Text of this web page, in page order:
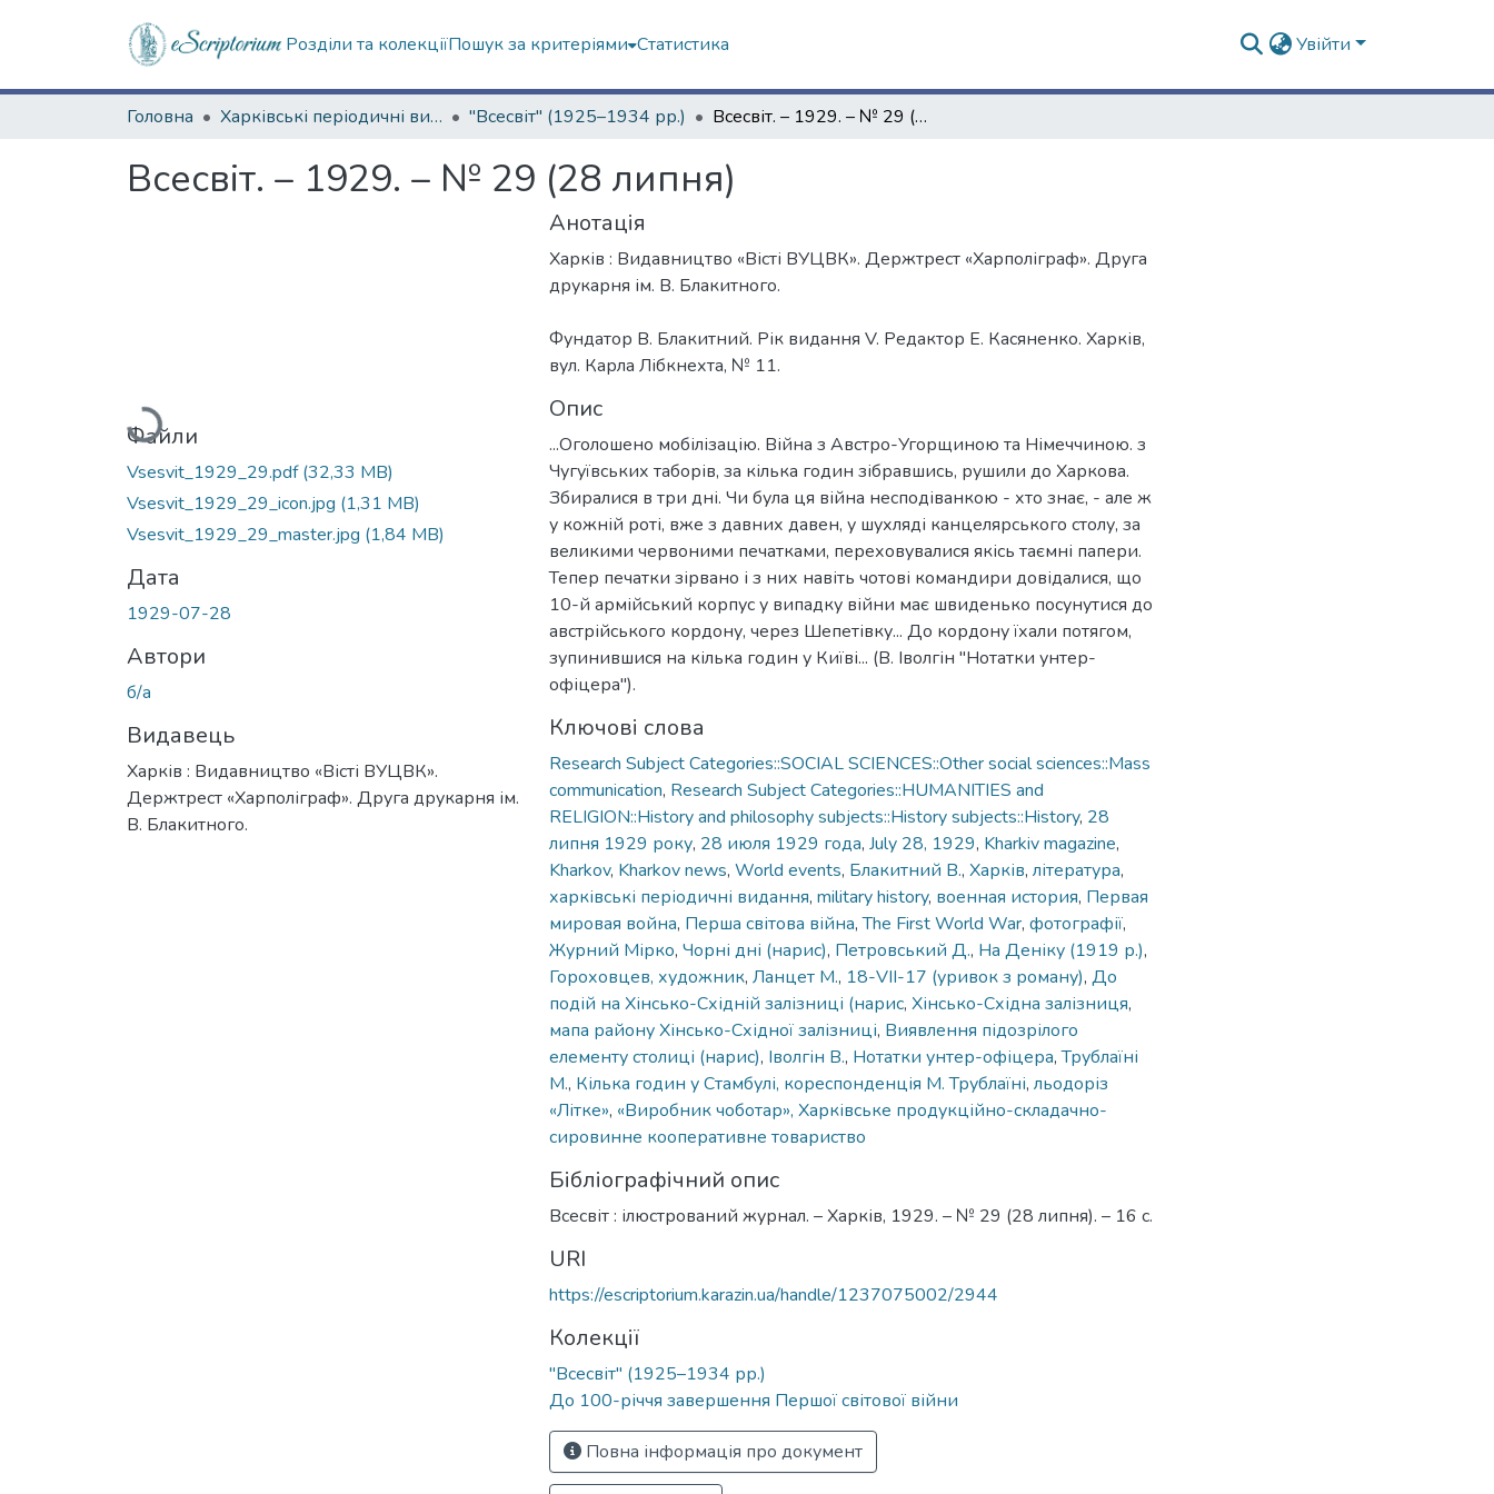
Розділи та колекціїПошук за критеріями Статистика Увійти
Головна Харківські періодичні видання "Всесвіт" (1925–1934 рр.) Всесвіт. – 1929. – № 29 (28 липня)
Всесвіт. – 1929. – № 29 (28 липня)
Вантажиться...
Файли
Vsesvit_1929_29.pdf(32,33 MB)
Vsesvit_1929_29_icon.jpg (1,31 MB)
Vsesvit_1929_29_master.jpg (1,84 MB)
Дата
1929-07-28
Автори
б/а
Видавець
Харків : Видавництво «Вісті ВУЦВК».
Держтрест «Харполіграф». Друга друкарня ім.
В. Блакитного.
Анотація
Харків : Видавництво «Вісті ВУЦВК». Держтрест «Харполіграф». Друга
друкарня ім. В. Блакитного.
Фундатор В. Блакитний. Рік видання V. Редактор Е. Касяненко. Харків,
вул. Карла Лібкнехта, № 11.
Опис
...Оголошено мобілізацію. Війна з Австро-Угорщиною та Німеччиною. з
Чугуївських таборів, за кілька годин зібравшись, рушили до Харкова.
Збиралися в три дні. Чи була ця війна несподіванкою - хто знає, - але ж
у кожній роті, вже з давних давен, у шухляді канцелярського столу, за
великими червоними печатками, переховувалися якісь таємні папери.
Тепер печатки зірвано і з них навіть чотові командири довідалися, що
10-й армійський корпус у випадку війни має швиденько посунутися до
австрійського кордону, через Шепетівку... До кордону їхали потягом,
зупинившися на кілька годин у Київі... (В. Іволгін "Нотатки унтер-
офіцера").
Ключові слова
Research Subject Categories::SOCIAL SCIENCES::Other social sciences::Mass
communication, Research Subject Categories::HUMANITIES and
RELIGION::History and philosophy subjects::History subjects::History, 28
липня 1929 року, 28 июля 1929 года, July 28, 1929, Kharkiv magazine,
Kharkov, Kharkov news, World events, Блакитний В., Харків, література,
харківські періодичні видання, military history, военная история, Первая
мировая война, Перша світова війна,The First World War, фотографії,
Журний Мірко, Чорні дні (нарис), Петровський Д., На Деніку (1919 р.),
Гороховцев, художник, Ланцет М., 18-VII-17 (уривок з роману), До
подій на Хінсько-Східній залізниці (нарис, Хінсько-Східна залізниця,
мапа району Хінсько-Східної залізниці, Виявлення підозрілого
елементу столиці (нарис), Іволгін В., Нотатки унтер-офіцера,Трублаїні
М., Кілька годин у Стамбулі, кореспонденція М. Трублаїні, льодоріз
«Літке», «Виробник чоботар», Харківське продукційно-складачно-
сировинне кооперативне товариство
Бібліографічний опис
Всесвіт : ілюстрований журнал. – Харків, 1929. – № 29 (28 липня). – 16 с.
URI
https://escriptorium.karazin.ua/handle/1237075002/2944
Колекції
"Всесвіт" (1925–1934 рр.)
До 100-річчя завершення Першої світової війни
Повна інформація про документ